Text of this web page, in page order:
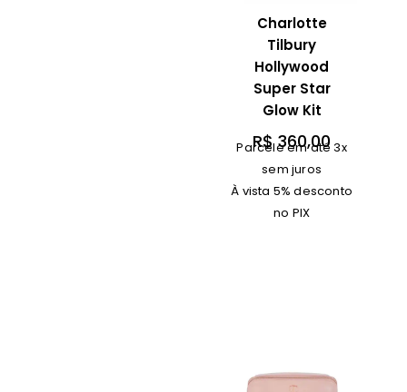
Charlotte
Tilbury
Hollywood
Super Star
Glow Kit
R$360,00
Parcele em até 3x
sem juros
À vista 5% desconto
no PIX